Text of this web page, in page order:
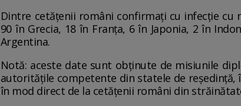
Dintre cetățenii români confirmați cu infecție cu
90 în Grecia, 18 în Franța, 6 în Japonia, 2 în
Argentina.
Notă: aceste date sunt obținute de misiunile
autoritățile competente din statele de
în mod direct de la cetățenii români din